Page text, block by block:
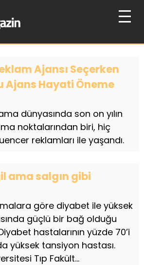
Ajansı Seçerken
Ajans Hayati Öneme
dünyasında son on yılın
noktalarından biri, hiç
reklamları ile yaşandı.
ama salgın gibi
göre diyabet ile yüksek
güçlü bir bağ olduğu
hastalarının yüzde 70’i
yüksek tansiyon hastası.
Tıp Fakült...